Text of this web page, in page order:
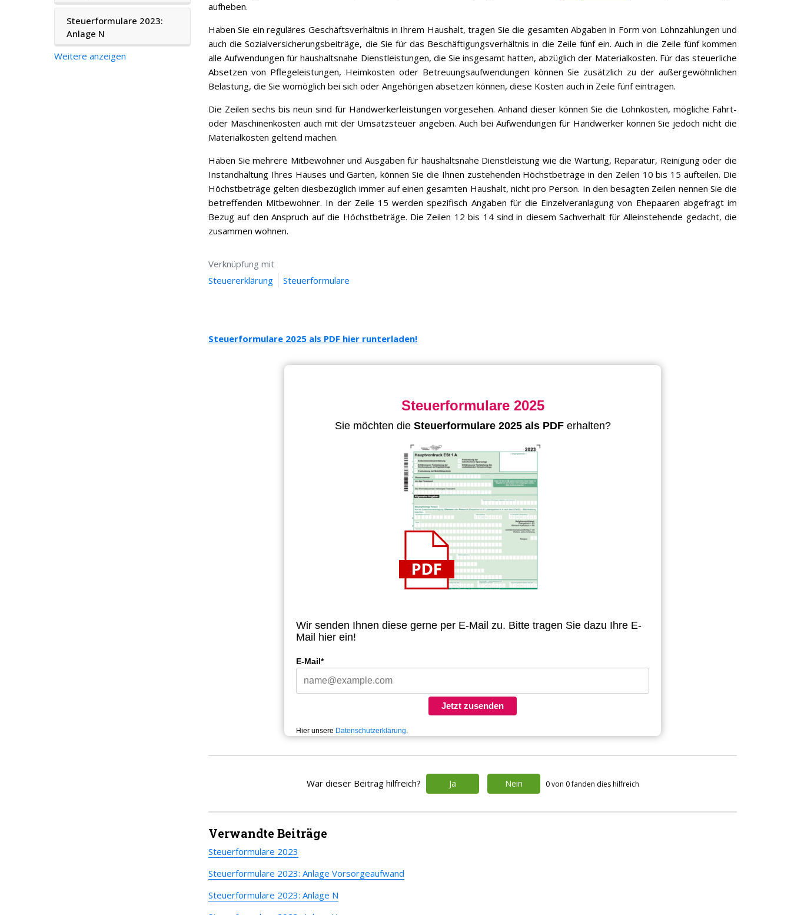
Steuerformulare 2023:
Anlage N
Weitere anzeigen
aufheben.
Haben Sie ein reguläres Geschäftsverhältnis in Ihrem Haushalt, tragen Sie die gesamten Abgaben in Form von Lohnzahlungen und
auch die Sozialversicherungsbeiträge, die Sie für das Beschäftigungsverhältnis in die Zeile fünf ein. Auch in die Zeile fünf kommen
alle Aufwendungen für haushaltsnahe Dienstleistungen, die Sie insgesamt hatten, abzüglich der Materialkosten. Für das steuerliche
Absetzen von Pflegeleistungen, Heimkosten oder Betreuungsaufwendungen können Sie zusätzlich zu der außergewöhnlichen
Belastung, die Sie womöglich bei sich oder Angehörigen absetzen können, diese Kosten auch in Zeile fünf eintragen.
Die Zeilen sechs bis neun sind für Handwerkerleistungen vorgesehen. Anhand dieser können Sie die Lohnkosten, mögliche Fahrt-
oder Maschinenkosten auch mit der Umsatzsteuer angeben. Auch bei Aufwendungen für Handwerker können Sie jedoch nicht die
Materialkosten geltend machen.
Haben Sie mehrere Mitbewohner und Ausgaben für haushaltsnahe Dienstleistung wie die Wartung, Reparatur, Reinigung oder die
Instandhaltung Ihres Hauses und Garten, können Sie die Ihnen zustehenden Höchstbeträge in den Zeilen 10 bis 15 aufteilen. Die
Höchstbeträge gelten diesbezüglich immer auf einen gesamten Haushalt, nicht pro Person. In den besagten Zeilen nennen Sie die
betreffenden Mitbewohner. In der Zeile 15 werden spezifisch Angaben für die Einzelveranlagung von Ehepaaren abgefragt im
Bezug auf den Anspruch auf die Höchstbeträge. Die Zeilen 12 bis 14 sind in diesem Sachverhalt für Alleinstehende gedacht, die
zusammen wohnen.
Verknüpfung mit
Steuererklärung
Steuerformulare
Steuerformulare 2025 als PDF hier runterladen!
Steuerformulare 2025
Sie möchten die Steuerformulare 2025 als PDF erhalten?
Wir senden Ihnen diese gerne per E-Mail zu. Bitte tragen Sie dazu Ihre E-
Mail hier ein!
E-Mail*
Jetzt zusenden
Hier unsere Datenschutzerklärung.
War dieser Beitrag hilfreich? Ja Nein 0 von 0 fanden dies hilfreich
Verwandte Beiträge
Steuerformulare 2023
Steuerformulare 2023: Anlage Vorsorgeaufwand
Steuerformulare 2023: Anlage N